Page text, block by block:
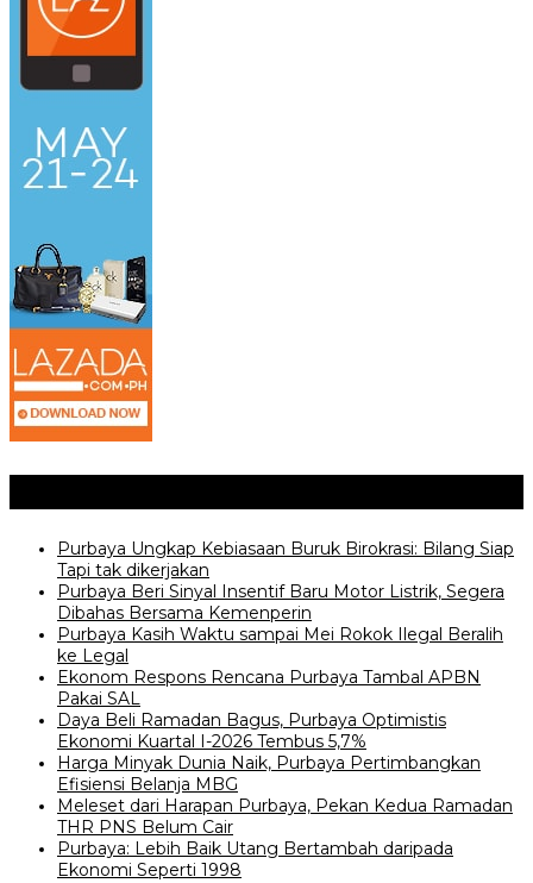
Purbaya Ungkap Kebiasaan Buruk Birokrasi: Bilang Siap
Tapi tak dikerjakan
Purbaya Beri Sinyal Insentif Baru Motor Listrik, Segera
Dibahas Bersama Kemenperin
Purbaya Kasih Waktu sampai Mei Rokok Ilegal Beralih
ke Legal
Ekonom Respons Rencana Purbaya Tambal APBN
Pakai SAL
Daya Beli Ramadan Bagus, Purbaya Optimistis
Ekonomi Kuartal I-2026 Tembus 5,7%
Harga Minyak Dunia Naik, Purbaya Pertimbangkan
Efisiensi Belanja MBG
Meleset dari Harapan Purbaya, Pekan Kedua Ramadan
THR PNS Belum Cair
Purbaya: Lebih Baik Utang Bertambah daripada
Ekonomi Seperti 1998